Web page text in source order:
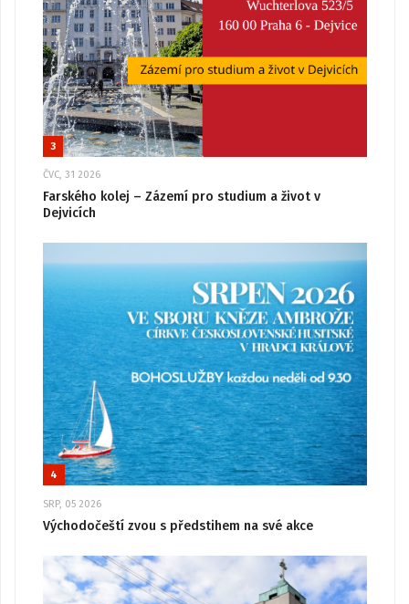
3
ČVC, 31 2026
Farského kolej – Zázemí pro studium a život v
Dejvicích
4
SRP, 05 2026
Východočeští zvou s předstihem na své akce